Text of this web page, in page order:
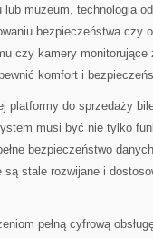
muzeum, technologia
bezpieczeństwa czy
czy kamery
komfort i
platformy do sprzedaży
musi być nie tylko
bezpieczeństwo
stale rozwijane i
pełną cyfrową